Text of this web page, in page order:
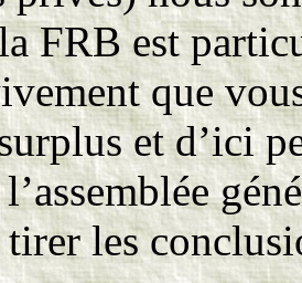
FRB est
que
et d’ici
tirer les